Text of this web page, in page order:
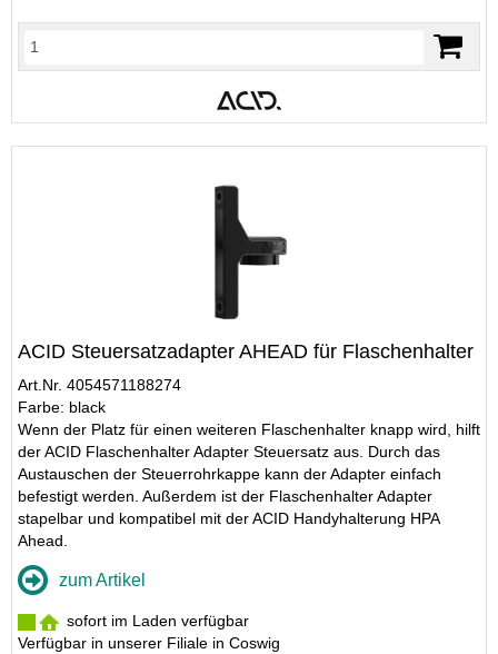
ACID Steuersatzadapter AHEAD für Flaschenhalter
Art.Nr. 4054571188274
Farbe: black
Wenn der Platz für einen weiteren Flaschenhalter knapp wird, hilft
der ACID Flaschenhalter Adapter Steuersatz aus. Durch das
Austauschen der Steuerrohrkappe kann der Adapter einfach
befestigt werden. Außerdem ist der Flaschenhalter Adapter
stapelbar und kompatibel mit der ACID Handyhalterung HPA
Ahead.
zum Artikel
sofort im Laden verfügbar
Verfügbar in unserer Filiale in Coswig